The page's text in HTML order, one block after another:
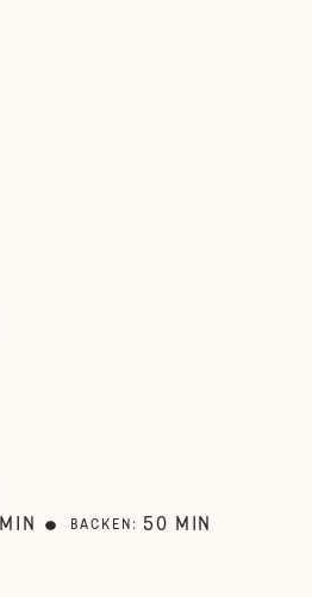
MIN BACKEN : 50 MIN